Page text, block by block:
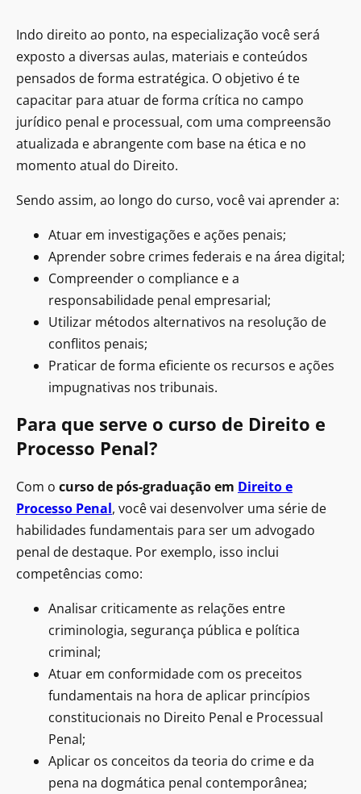
Indo direito ao ponto, na especialização você será
exposto a diversas aulas, materiais e conteúdos
pensados de forma estratégica. O objetivo é te
capacitar para atuar de forma crítica no campo
jurídico penal e processual, com uma compreensão
atualizada e abrangente com base na ética e no
momento atual do Direito.
Sendo assim, ao longo do curso, você vai aprender a:
Atuar em investigações e ações penais;
Aprender sobre crimes federais e na área digital;
Compreender o compliance e a
responsabilidade penal empresarial;
Utilizar métodos alternativos na resolução de
conflitos penais;
Praticar de forma eficiente os recursos e ações
impugnativas nos tribunais.
Para que serve o curso de Direito e
Processo Penal?
Com o curso de pós-graduação em Direito e
Processo Penal, você vai desenvolver uma série de
habilidades fundamentais para ser um advogado
penal de destaque. Por exemplo, isso inclui
competências como:
Analisar criticamente as relações entre
criminologia, segurança pública e política
criminal;
Atuar em conformidade com os preceitos
fundamentais na hora de aplicar princípios
constitucionais no Direito Penal e Processual
Penal;
Aplicar os conceitos da teoria do crime e da
pena na dogmática penal contemporânea;